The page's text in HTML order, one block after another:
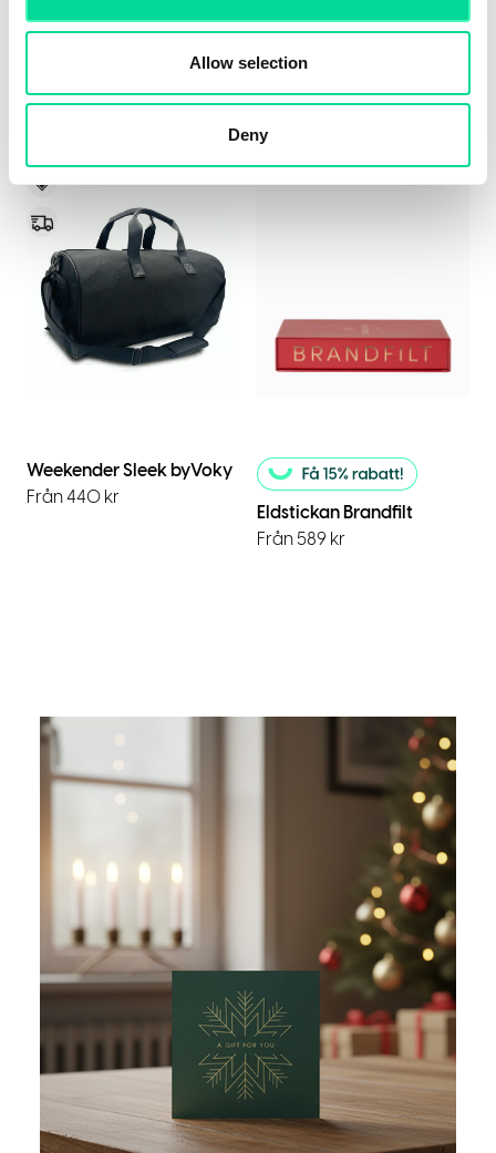
Allow selection
Deny
Ullpläd Fiskben
Från 77,90 kr
Voky Rekommenderar
Express
Weekender Sleek byVoky
Från 440 kr
Eldstickan Brandfilt
Från 589 kr